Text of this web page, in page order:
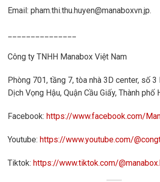
Email: pham.thi.thu.huyen@manaboxvn.jp.
Công ty TNHH Manabox Việt Nam
Phòng 701, tầng 7, tòa nhà 3D center, số 3
Dịch Vọng Hậu, Quận Cầu Giấy, Thành phố
Facebook: https://www.facebook.com/
Youtube: https://www.youtube.com/
Tiktok: https://www.tiktok.com/